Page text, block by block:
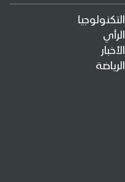
التكنولوجيا
الرأي
الأخبار
الرياضة